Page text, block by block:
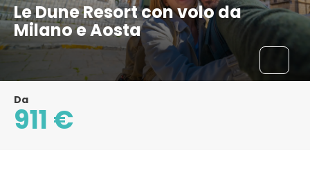
Le Dune Resort con volo da
Milano e Aosta
Da
911 €